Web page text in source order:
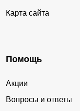
Карта сайта
Помощь
Акции
Вопросы и ответы